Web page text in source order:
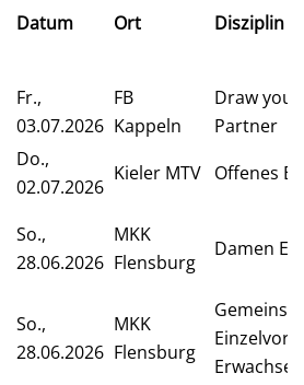
Datum Ort Disziplin
Fr.,
03.07.2026
FB
Kappeln
Draw your
Partner
Do.,
02.07.2026
Kieler MTV Offenes
So.,
28.06.2026
MKK
Flensburg
Damen
So.,
28.06.2026
MKK
Flensburg